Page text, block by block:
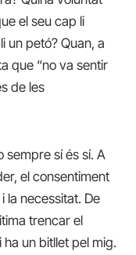
el seu cap li
un petó? Quan, a
que “no va sentir
de les
sempre sí és sí. A
el consentiment
la necessitat. De
trencar el
un bitllet pel mig.